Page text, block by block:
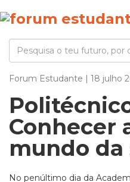
Forum Estudante | 18 julho
Conhecer
mundo da
No penúltimo dia da